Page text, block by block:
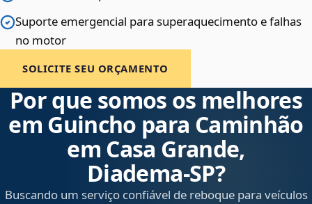
Suporte emergencial para superaquecimento e falhas
no motor
SOLICITE SEU ORÇAMENTO
Por que somos os melhores
em Guincho para Caminhão
em Casa Grande,
Diadema‑SP?
Buscando um serviço confiável de reboque para veículos